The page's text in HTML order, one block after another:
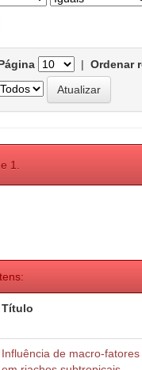
| Ordenar
1.
Título
Influência de macro-